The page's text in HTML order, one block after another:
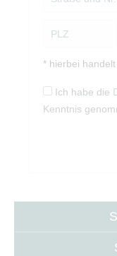
* hierbei
Ich habe die
Kenntnis